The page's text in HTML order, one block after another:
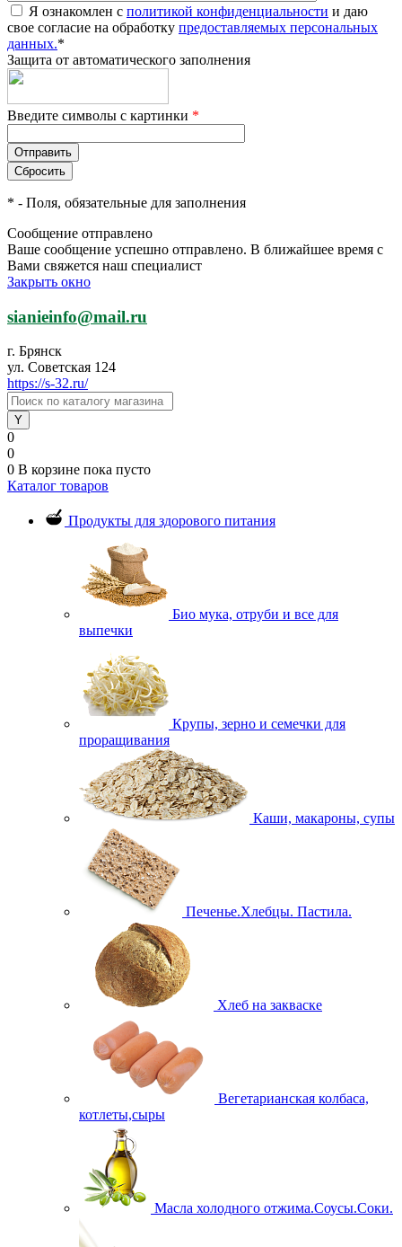
Я ознакомлен с политикой конфиденциальности и даю
свое согласие на обработку предоставляемых персональных
данных.*
Защита от автоматического заполнения
Введите символы с картинки *
* - Поля, обязательные для заполнения
Сообщение отправлено
Ваше сообщение успешно отправлено. В ближайшее время с
Вами свяжется наш специалист
Закрыть окно
sianieinfo@mail.ru
г. Брянск
ул. Советская 124
https://s-32.ru/
0
0
0 В корзине пока пусто
Каталог товаров
Продукты для здорового питания
Био мука, отруби и все для
выпечки
Крупы, зерно и семечки для
проращивания
Каши, макароны, супы
Печенье.Хлебцы. Пастила.
Хлеб на закваске
Вегетарианская колбаса,
котлеты,сыры
Масла холодного отжима.Соусы.Соки.